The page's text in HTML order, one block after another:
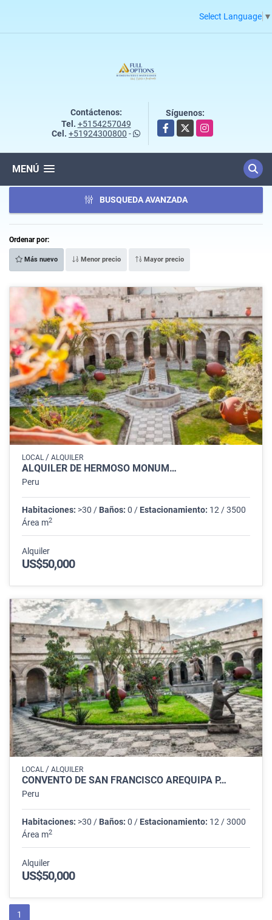
Select Language ▼
Contáctenos:
Tel. +5154257049
Cel. +51924300800 -
Síguenos:
Facebook
X Instagram
MENÚ
BUSQUEDA AVANZADA
Ordenar por:
Más nuevo Menor precio Mayor precio
LOCAL / ALQUILER
ALQUILER DE HERMOSO MONUM…
Peru
Habitaciones: >30 / Baños: 0 / Estacionamiento: 12 / 3500
Área m2
Alquiler
US$50,000
LOCAL / ALQUILER
CONVENTO DE SAN FRANCISCO AREQUIPA P…
Peru
Habitaciones: >30 / Baños: 0 / Estacionamiento: 12 / 3000
Área m2
Alquiler
US$50,000
1